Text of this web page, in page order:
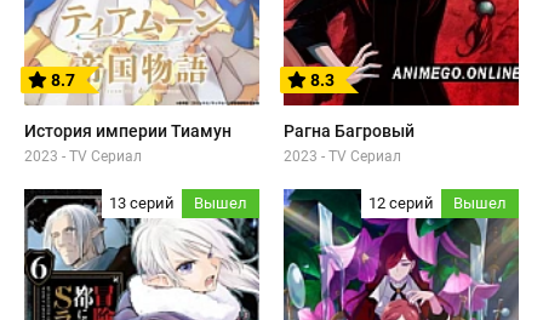
8.7
История империи Тиамун
2023 - TV Сериал
8.3
Рагна Багровый
2023 - TV Сериал
13 серий Вышел 12 серий Вышел